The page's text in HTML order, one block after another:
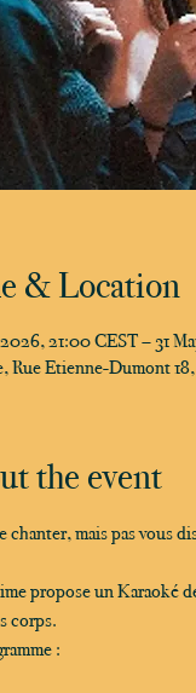
& Location
21:00 CEST – 31
Rue Etienne-Dumont
the event
chanter, mais pas vous
propose un Karaoké
corps.
: